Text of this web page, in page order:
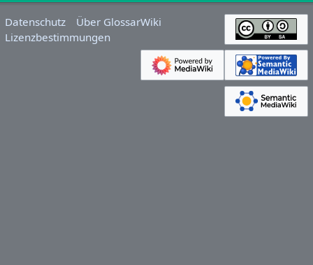
Datenschutz
Über GlossarWiki
Lizenzbestimmungen